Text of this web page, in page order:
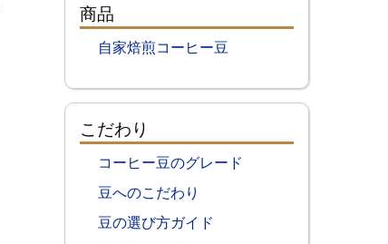
商品
自家焙煎コーヒー豆
こだわり
コーヒー豆のグレード
豆へのこだわり
豆の選び方ガイド